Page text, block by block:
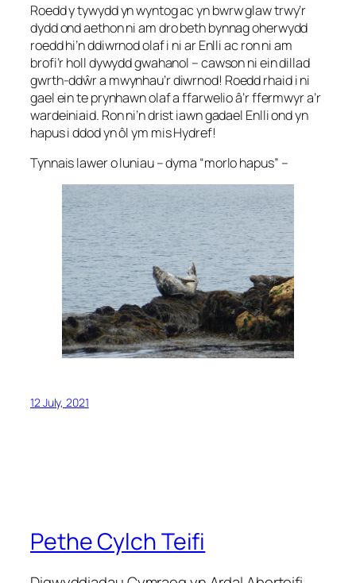
Roedd y tywydd yn wyntog ac yn bwrw glaw trwy’r
dydd ond aethon ni am dro beth bynnag oherwydd
roedd hi’n ddiwrnod olaf i ni ar Enlli ac ron ni am
brofi’r holl dywydd gwahanol – cawson ni ein dillad
gwrth-ddŵr a mwynhau’r diwrnod! Roedd rhaid i ni
gael ein te prynhawn olaf a ffarwelio â’r ffermwyr a’r
wardeiniaid. Ron ni’n drist iawn gadael Enlli ond yn
hapus i ddod yn ôl ym mis Hydref!
Tynnais lawer o luniau – dyma “morlo hapus” –
12 July, 2021
Pethe Cylch Teifi